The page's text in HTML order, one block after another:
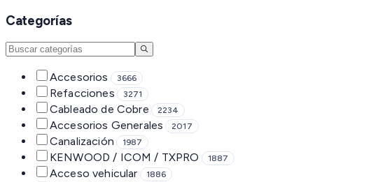
Categorías
Accesorios 3666
Refacciones 3271
Cableado de Cobre 2234
Accesorios Generales 2017
Canalización 1987
KENWOOD / ICOM / TXPRO 1887
Acceso vehicular 1886